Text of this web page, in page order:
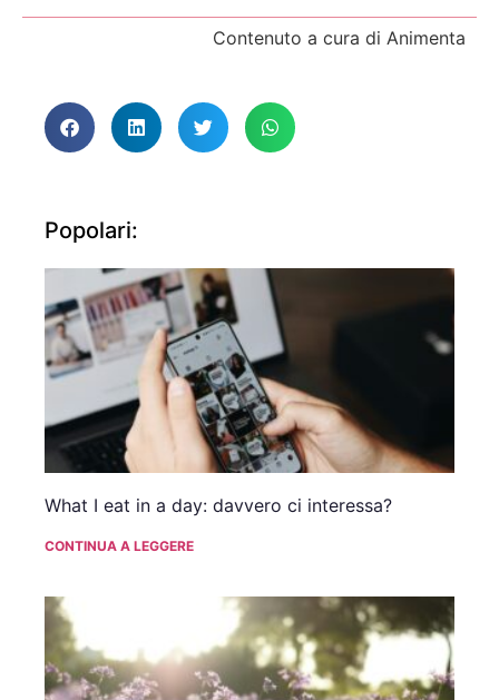
Contenuto a cura di Animenta
Popolari:
What I eat in a day: davvero ci interessa?
CONTINUA A LEGGERE